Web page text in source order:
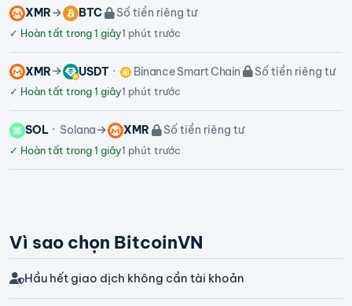
XMR BTC Số tiền riêng tư
✓ Hoàn tất trong 1 giây1 phút trước
XMR USDT Binance Smart Chain Số tiền riêng tư
✓ Hoàn tất trong 1 giây1 phút trước
SOL Solana XMR Số tiền riêng tư
✓ Hoàn tất trong 1 giây1 phút trước
Vì sao chọn BitcoinVN
Hầu hết giao dịch không cần tài khoản